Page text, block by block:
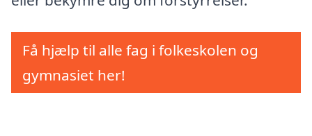
Få hjælp til alle fag i folkeskolen og
gymnasiet her!